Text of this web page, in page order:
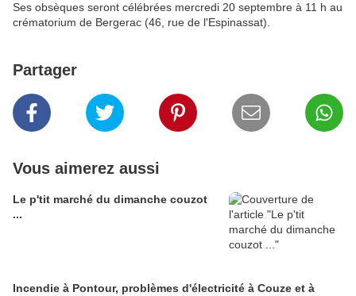
Ses obsèques seront célébrées mercredi 20 septembre à 11 h au
crématorium de Bergerac (46, rue de l'Espinassat).
Partager
Vous aimerez aussi
Le p'tit marché du dimanche couzot
...
Incendie à Pontour, problèmes d'électricité à Couze et à